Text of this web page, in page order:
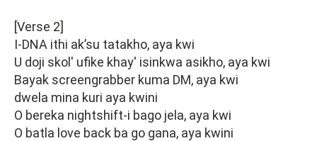
[Verse 2]
I-DNA ithi ak’su tatakho, aya kwi
U doji skol' ufike khay' isinkwa asikho, aya kwi
Bayak screengrabber kuma DM, aya kwi
dwela mina kuri aya kwini
O bereka nightshift-i bago jela, aya kwi
O batla love back ba go gana, aya kwini